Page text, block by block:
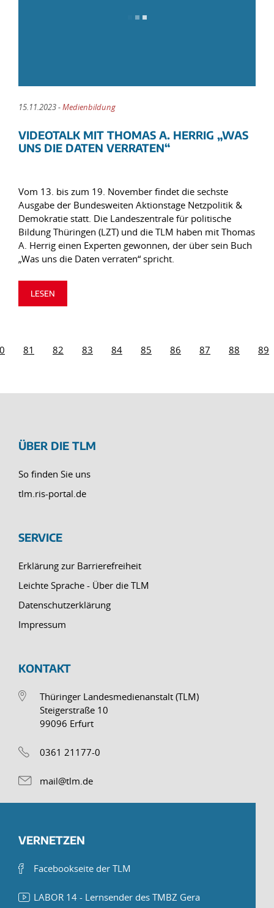
15.11.2023 -Medienbildung
VIDEOTALK MIT THOMAS A. HERRIG „WAS
UNS DIE DATEN VERRATEN“
Vom 13. bis zum 19. November findet die sechste
Ausgabe der Bundesweiten Aktionstage Netzpolitik &
Demokratie statt. Die Landeszentrale für politische
Bildung Thüringen (LZT) und die TLM haben mit Thomas
A. Herrig einen Experten gewonnen, der über sein Buch
„Was uns die Daten verraten“ spricht.
LESEN
81 82 83 84 85 86 87 88 89
ÜBER DIE TLM
So finden Sie uns
tlm.ris-portal.de
SERVICE
Erklärung zur Barrierefreiheit
Leichte Sprache - Über die TLM
Datenschutzerklärung
Impressum
KONTAKT
Thüringer Landesmedienanstalt (TLM)
Steigerstraße 10
99096 Erfurt
0361 21177-0
mail@tlm.de
VERNETZEN
Facebookseite der TLM
LABOR 14 - Lernsender des TMBZ Gera